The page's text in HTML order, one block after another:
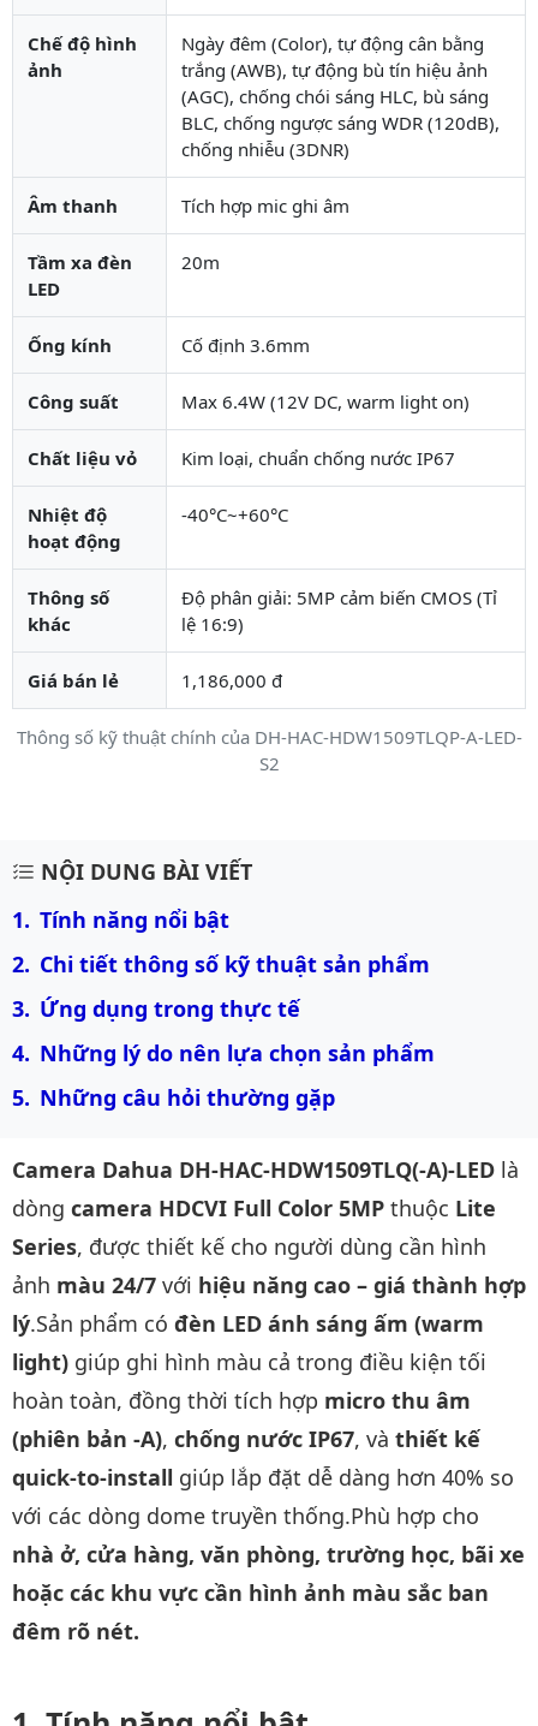
Thông số kỹ thuật chính của DH-HAC-HDW1509TLQP-A-LED-
S2
Chế độ hình
ảnh
Ngày đêm (Color), tự động cân bằng
trắng (AWB), tự động bù tín hiệu ảnh
(AGC), chống chói sáng HLC, bù sáng
BLC, chống ngược sáng WDR (120dB),
chống nhiễu (3DNR)
Âm thanh Tích hợp mic ghi âm
Tầm xa đèn
LED
20m
Ống kính Cố định 3.6mm
Công suất Max 6.4W (12V DC, warm light on)
Chất liệu vỏ Kim loại, chuẩn chống nước IP67
Nhiệt độ
hoạt động
-40°C~+60°C
Thông số
khác
Độ phân giải: 5MP cảm biến CMOS (Tỉ
lệ 16:9)
Giá bán lẻ 1,186,000 đ
Mô tả chi tiết sản phẩm
NỘI DUNG BÀI VIẾT
Tính năng nổi bật
Chi tiết thông số kỹ thuật sản phẩm
Ứng dụng trong thực tế
Những lý do nên lựa chọn sản phẩm
Những câu hỏi thường gặp
Camera Dahua DH-HAC-HDW1509TLQ(-A)-LED là
dòng camera HDCVI Full Color 5MP thuộc Lite
Series, được thiết kế cho người dùng cần hình
ảnh màu 24/7 với hiệu năng cao – giá thành hợp
lý.Sản phẩm có đèn LED ánh sáng ấm (warm
light) giúp ghi hình màu cả trong điều kiện tối
hoàn toàn, đồng thời tích hợp micro thu âm
(phiên bản -A), chống nước IP67, và thiết kế
quick-to-install giúp lắp đặt dễ dàng hơn 40% so
với các dòng dome truyền thống.Phù hợp cho
nhà ở, cửa hàng, văn phòng, trường học, bãi xe
hoặc các khu vực cần hình ảnh màu sắc ban
đêm rõ nét.